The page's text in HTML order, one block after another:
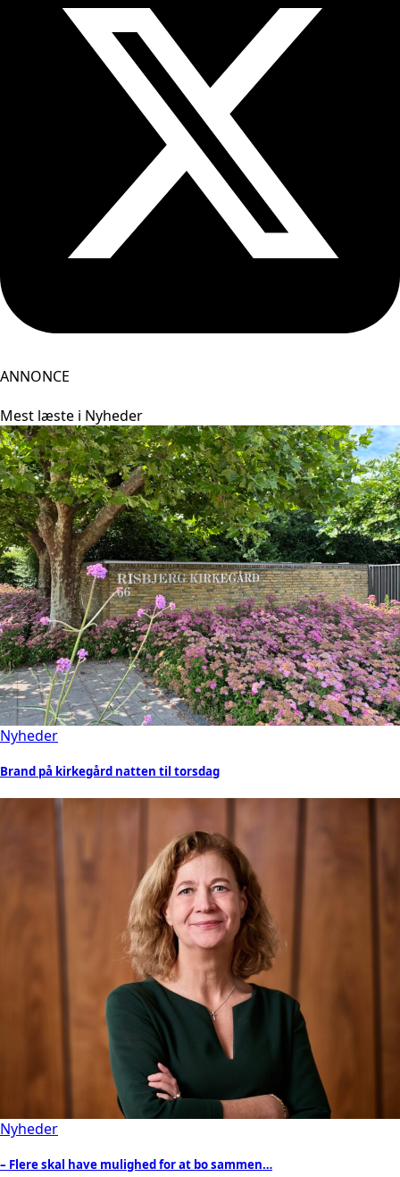
ANNONCE
Mest læste i Nyheder
Nyheder
Brand på kirkegård natten til torsdag
Nyheder
– Flere skal have mulighed for at bo sammen…